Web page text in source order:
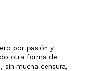
por pasión y
otra forma de
sin mucha censura,